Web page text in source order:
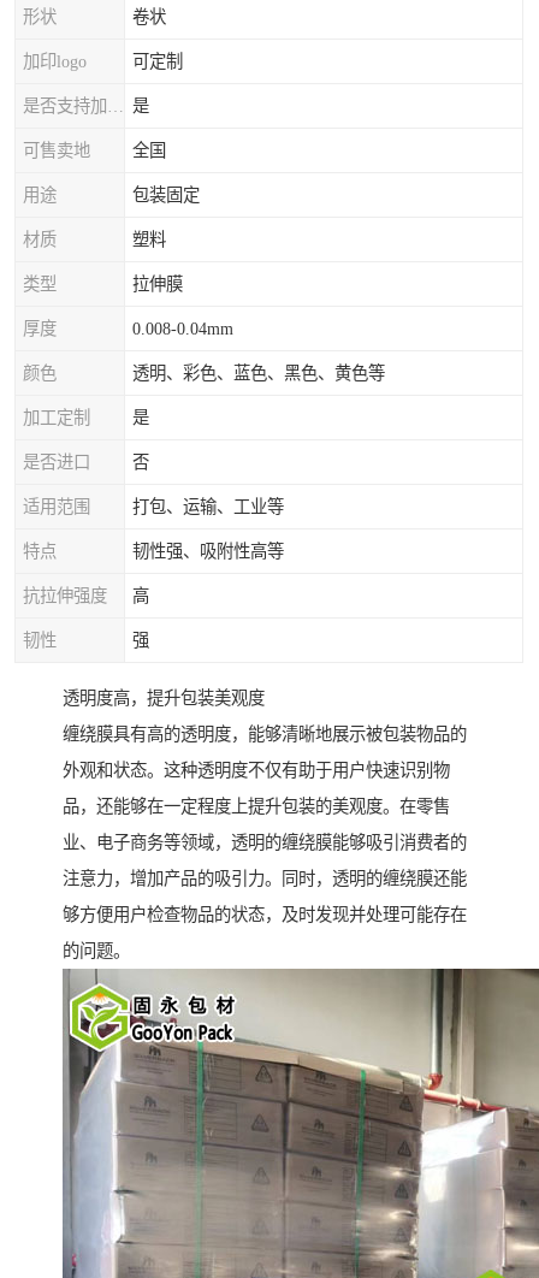
形状 卷状
加印logo 可定制
是
可售卖地 全国
用途 包装固定
材质 塑料
类型 拉伸膜
厚度 0.008-0.04mm
颜色 透明、彩色、蓝色、黑色、黄色等
加工定制 是
是否进口 否
适用范围 打包、运输、工业等
特点 韧性强、吸附性高等
抗拉伸强度 高
韧性 强
透明度高，提升包装美观度
缠绕膜具有高的透明度，能够清晰地展示被包装物品的
外观和状态。这种透明度不仅有助于用户快速识别物
品，还能够在一定程度上提升包装的美观度。在零售
业、电子商务等领域，透明的缠绕膜能够吸引消费者的
注意力，增加产品的吸引力。同时，透明的缠绕膜还能
够方便用户检查物品的状态，及时发现并处理可能存在
的问题。